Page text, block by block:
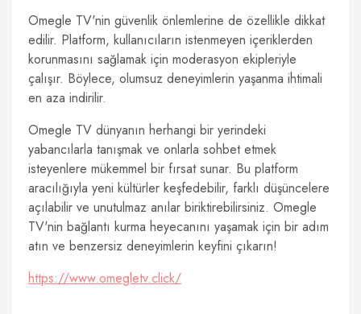
Omegle TV'nin güvenlik önlemlerine de özellikle dikkat
edilir. Platform, kullanıcıların istenmeyen içeriklerden
korunmasını sağlamak için moderasyon ekipleriyle
çalışır. Böylece, olumsuz deneyimlerin yaşanma ihtimali
en aza indirilir.
Omegle TV dünyanın herhangi bir yerindeki
yabancılarla tanışmak ve onlarla sohbet etmek
isteyenlere mükemmel bir fırsat sunar. Bu platform
aracılığıyla yeni kültürler keşfedebilir, farklı düşüncelere
açılabilir ve unutulmaz anılar biriktirebilirsiniz. Omegle
TV'nin bağlantı kurma heyecanını yaşamak için bir adım
atın ve benzersiz deneyimlerin keyfini çıkarın!
https://www.omegletv.click/